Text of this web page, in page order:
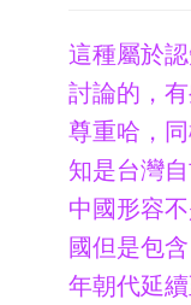
這種屬於
討論的，
尊重哈，
知是台灣
中國形容
國但是包
年朝代延